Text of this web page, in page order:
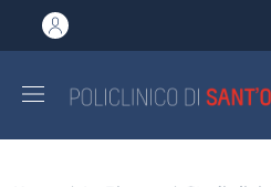
al contenuto principale
to footer content